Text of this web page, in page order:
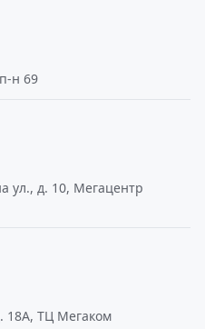
н 69
ул., д. 10, Мегацентр
18А, ТЦ Мегаком